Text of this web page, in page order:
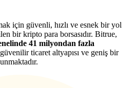
için güvenli, hızlı ve esnek bir yol
bir kripto para borsasıdır. Bitrue,
41 milyondan fazla
ticaret altyapısı ve geniş bir